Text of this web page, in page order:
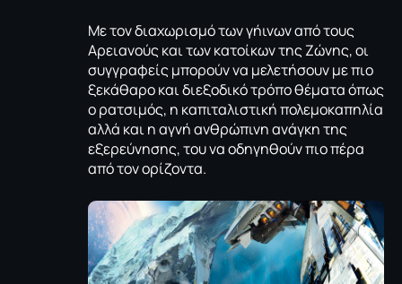
Με τον διαχωρισμό των γήινων από τους
Αρειανούς και των κατοίκων της Ζώνης, οι
συγγραφείς μπορούν να μελετήσουν με πιο
ξεκάθαρο και διεξοδικό τρόπο θέματα όπως
ο ρατσιμός, η καπιταλιστική πολεμοκαπηλία
αλλά και η αγνή ανθρώπινη ανάγκη της
εξερεύνησης, του να οδηγηθούν πιο πέρα
από τον ορίζοντα.